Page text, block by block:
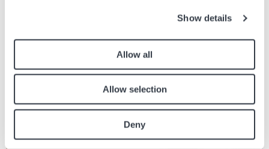
Show details
Allow all
Allow selection
Deny